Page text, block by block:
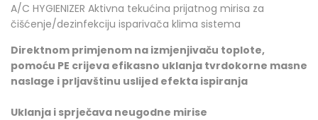
A/C HYGIENIZER Aktivna tekućina prijatnog mirisa za
čišćenje/dezinfekciju isparivača klima sistema
Direktnom primjenom na izmjenjivaču toplote,
pomoću PE crijeva efikasno uklanja tvrdokorne masne
naslage i prljavštinu uslijed efekta ispiranja
Uklanja i sprječava neugodne mirise